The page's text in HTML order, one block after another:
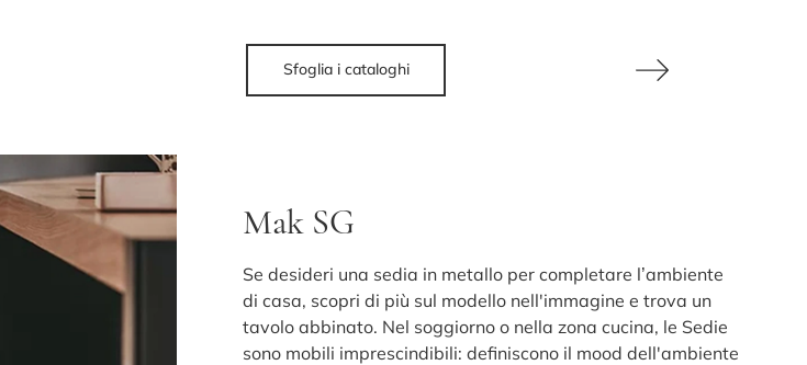
Sfoglia i cataloghi
Mak SG
Se desideri una sedia in metallo per completare l’ambiente
di casa, scopri di più sul modello nell'immagine e trova un
tavolo abbinato. Nel soggiorno o nella zona cucina, le Sedie
sono mobili imprescindibili: definiscono il mood dell'ambiente